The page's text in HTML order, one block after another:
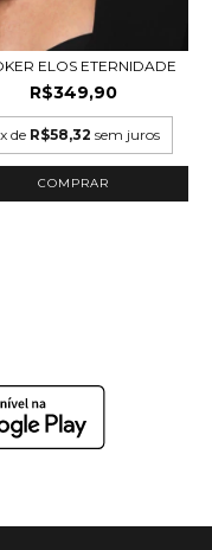
ELOS ETERNIDADE
R$349,90
x de R$58,32 sem juros